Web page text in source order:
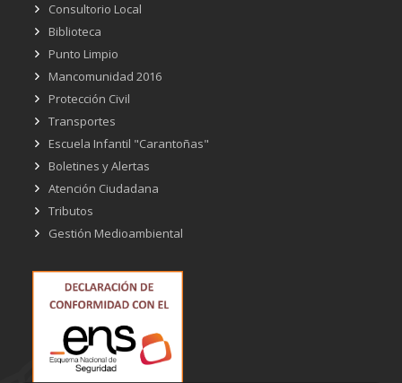
Consultorio Local
Biblioteca
Punto Limpio
Mancomunidad 2016
Protección Civil
Transportes
Escuela Infantil "Carantoñas"
Boletines y Alertas
Atención Ciudadana
Tributos
Gestión Medioambiental